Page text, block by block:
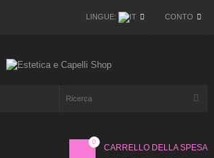
CONTO
LINGUE:
CARRELLO DELLA SPESA
0